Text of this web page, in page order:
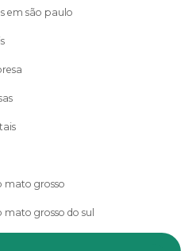
em são paulo
mato grosso
grosso do sul